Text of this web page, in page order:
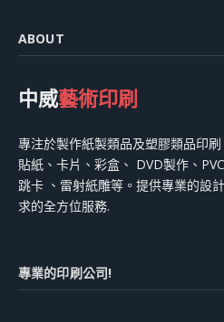
ABOUT
中威藝術印刷
專注於製作紙製類品及塑膠類品印
貼紙、卡片、彩盒、 DVD製作、
跳卡 、雷射紙雕等。提供專業的設
求的全方位服務.
專業的印刷公司!